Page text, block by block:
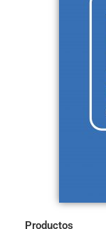
Productos